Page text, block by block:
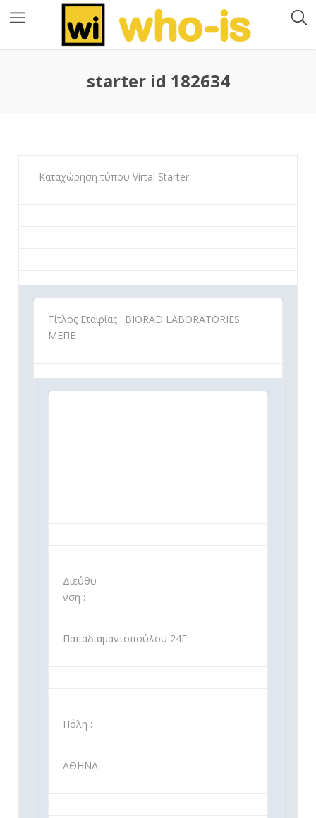
starter id 182634
Καταχώρηση τύπου Virtal Starter
Τίτλος Εταιρίας : BIORAD LABORATORIES
ΜΕΠΕ
Διεύθυ
νση :
Παπαδιαμαντοπούλου 24Γ
Πόλη :
ΑΘΗΝΑ